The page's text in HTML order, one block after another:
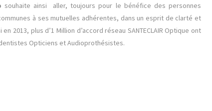
souhaite ainsi aller, toujours pour le bénéfice des personnes
à ses mutuelles adhérentes, dans un esprit de clarté et
2013, plus d’1 Million d’accord réseau SANTECLAIR Optique ont
Opticiens et Audioprothésistes.